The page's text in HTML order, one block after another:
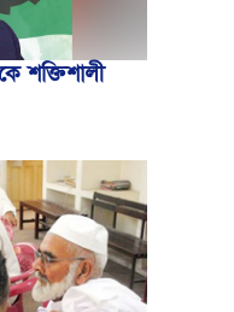
শক্তিশালী